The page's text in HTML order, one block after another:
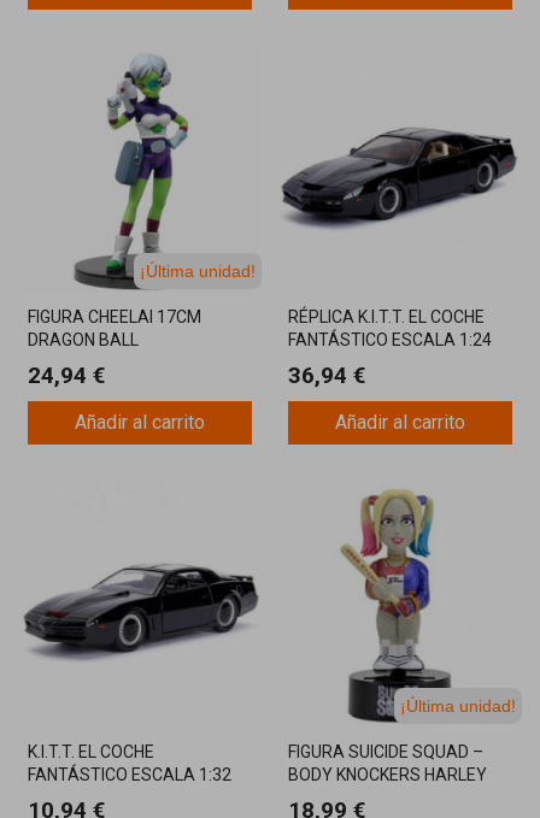
¡Última unidad!
FIGURA CHEELAI 17CM
DRAGON BALL
24,94 €
Añadir al carrito
RÉPLICA K.I.T.T. EL COCHE
FANTÁSTICO ESCALA 1:24
36,94 €
Añadir al carrito
K.I.T.T. EL COCHE
FANTÁSTICO ESCALA 1:32
10,94 €
¡Última unidad!
FIGURA SUICIDE SQUAD –
BODY KNOCKERS HARLEY
18,99 €